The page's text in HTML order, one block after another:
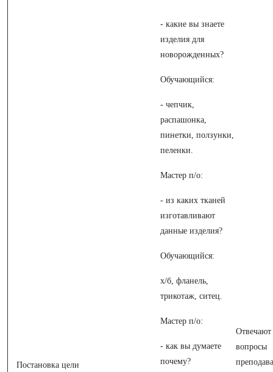
Постановка цели
- какие вы знаете
изделия для
новорожденных?
Обучающийся:
- чепчик,
распашонка,
пинетки, ползунки,
пеленки.
Мастер п/о:
- из каких тканей
изготавливают
данные изделия?
Обучающийся:
х/б, фланель,
трикотаж, ситец.
Мастер п/о:
- как вы думаете
почему?
вопросы